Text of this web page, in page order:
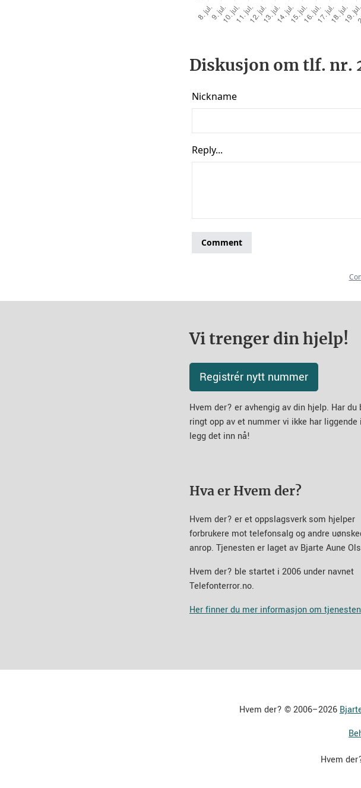
Diskusjon om tlf. nr.
Vi trenger din hjelp!
Registrér nytt nummer
Hvem der? er avhengig av din hjelp. Har du
ringt opp av et nummer vi ikke har liggende
legg det inn nå!
Hva er Hvem der?
Hvem der? er et oppslagsverk som hjelper
forbrukere mot telefonsalg og andre
anrop. Tjenesten er laget av Bjarte Aune
Hvem der? ble startet i 2006 under navnet
Telefonterror.no.
Her finner du mer informasjon om tjenesten
Hvem der? © 2006–2026
Hvem